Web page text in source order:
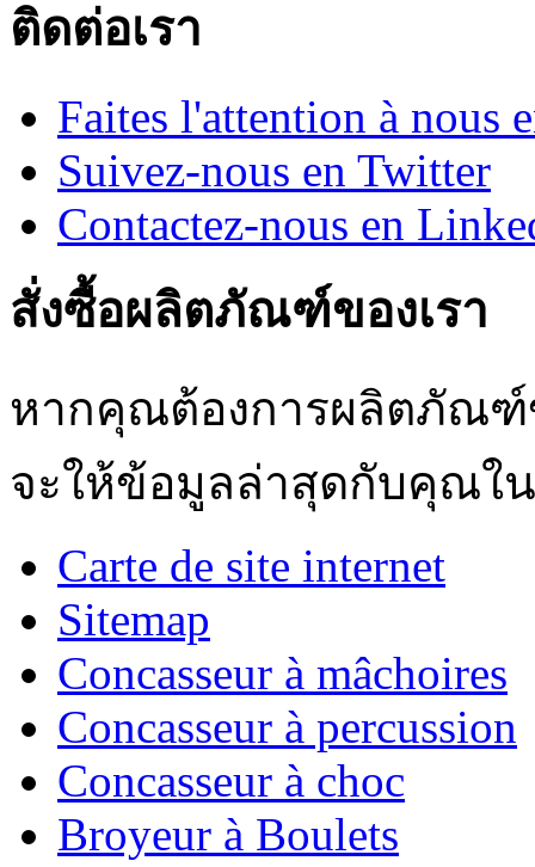
ติดต่อเรา
Faites l'attention à nous
Suivez-nous en Twitter
Contactez-nous en
สั่งซื้อผลิตภัณฑ์ของเรา
หากคุณต้องการผลิตภัณฑ์ข
จะให้ข้อมูลล่าสุดกับคุณใ
Carte de site internet
Sitemap
Concasseur à mâchoires
Concasseur à percussion
Concasseur à choc
Broyeur à Boulets